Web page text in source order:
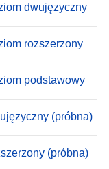
dwujęzyczny
rozszerzony
podstawowy
(próbna)
(próbna)